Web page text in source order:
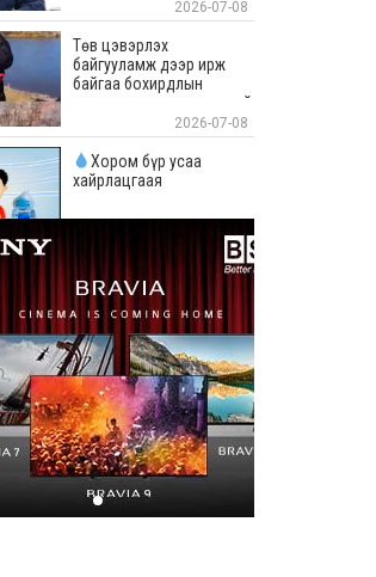
байгуулж байна2026-07-08
Төв цэвэрлэх
байгууламж дээр ирж
байгаа бохирдлын
хэмжээг ерөөсөө ярихгүй
2026-07-08
Хором бүр усаа
хайрлацгаая
2026-07-08
ЕБС-ийн байрыг 1 цаг
халаахад 20 тонн ус
зарцуулдаг
2026-07-08
Нийслэлийн хүүхдийн
сэргээн засах “Эрүүл
үрс” төв үйл
ажиллагаагаа явуулахад
бэлэн боллоо2026-07-08
СХД-ийн СТ-4 орон